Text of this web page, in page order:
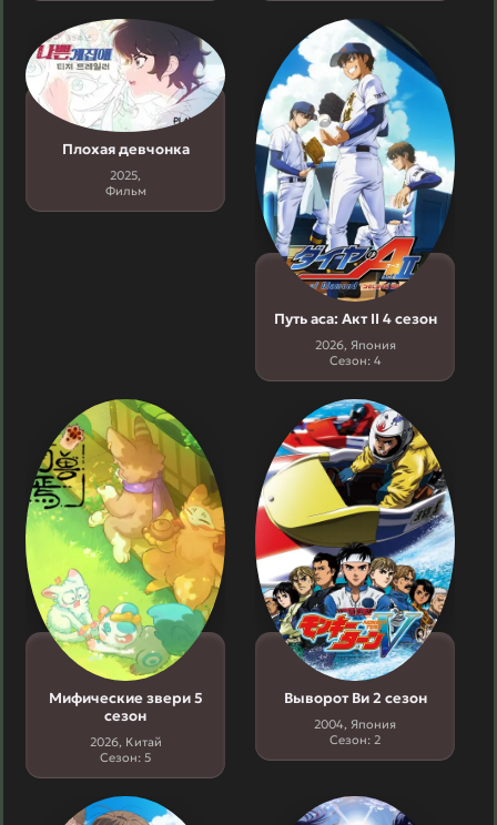
Плохая девчонка
2025,
Фильм
Путь аса: Акт II 4 сезон
2026, Япония
Сезон: 4
Мифические звери 5
сезон
2026, Китай
Сезон: 5
Выворот Ви 2 сезон
2004, Япония
Сезон: 2